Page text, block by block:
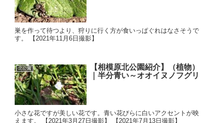
巣を作って待つより、狩りに行く方が食いっぱぐれはなさそうで
す。 【2021年11月6日撮影】
北公園
【相模原北公園紹介】（植物）
｜半分青い～オオイヌノフグリ
小さな花ですが美しい花です。青い花びらに白いアクセントが映
えます。 【2021年3月27日撮影】 【2021年7月13日撮影】